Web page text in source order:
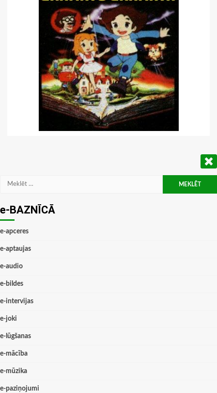
Meklēt:
e-BAZNĪCĀ
e-apceres
e-aptaujas
e-audio
e-bildes
e-intervijas
e-joki
e-lūgšanas
e-mācība
e-mūzika
e-paziņojumi